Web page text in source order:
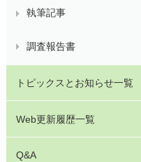
執筆記事
調査報告書
トピックスとお知らせ一覧
Web更新履歴一覧
Q&A